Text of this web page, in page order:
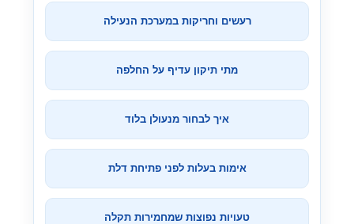
רעשים וחריקות במערכת הנעילה
מתי תיקון עדיף על החלפה
איך לבחור מנעולן בלוד
אימות בעלות לפני פתיחת דלת
טעויות נפוצות שמחמירות תקלה